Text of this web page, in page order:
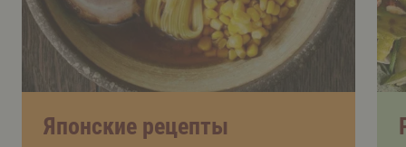
Японские рецепты